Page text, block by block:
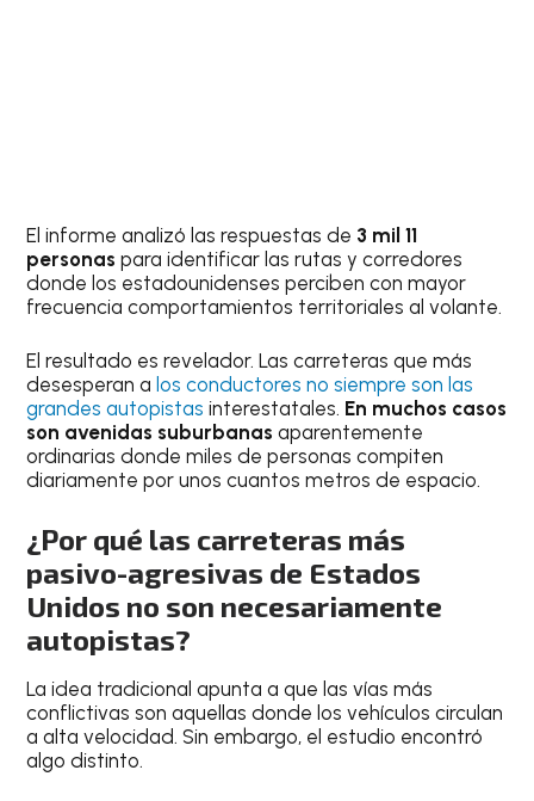
El informe analizó las respuestas de 3 mil 11
personas para identificar las rutas y corredores
donde los estadounidenses perciben con mayor
frecuencia comportamientos territoriales al volante.
El resultado es revelador. Las carreteras que más
desesperan a los conductores no siempre son las
grandes autopistasinterestatales. En muchos casos
son avenidas suburbanas aparentemente
ordinarias donde miles de personas compiten
diariamente por unos cuantos metros de espacio.
¿Por qué las carreteras más
pasivo-agresivas de Estados
Unidos no son necesariamente
autopistas?
La idea tradicional apunta a que las vías más
conflictivas son aquellas donde los vehículos circulan
a alta velocidad. Sin embargo, el estudio encontró
algo distinto.